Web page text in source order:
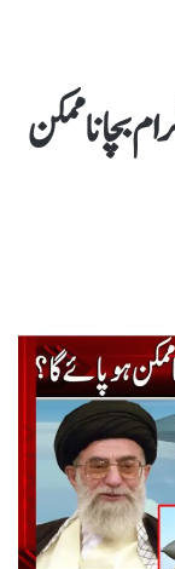
بچاناممکن